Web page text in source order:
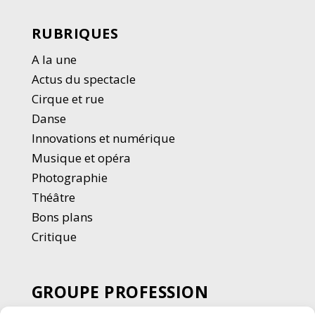
RUBRIQUES
A la une
Actus du spectacle
Cirque et rue
Danse
Innovations et numérique
Musique et opéra
Photographie
Théâtre
Bons plans
Critique
GROUPE PROFESSION